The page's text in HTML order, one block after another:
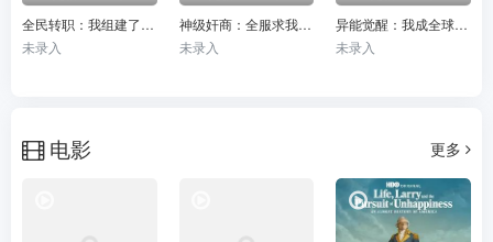
全民转职：我组建了BOSS军团
未录入
神级奸商：全服求我别薅了
未录入
异能觉醒：我成全球最强存在
未录入
电影 更多